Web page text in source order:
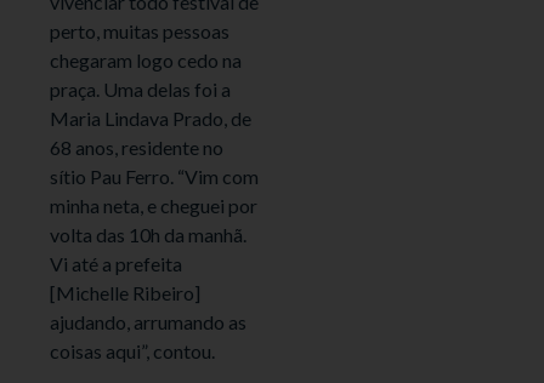
perto, muitas pessoas
chegaram logo cedo na
praça. Uma delas foi a
Maria Lindava Prado, de
68 anos, residente no
sítio Pau Ferro. “Vim com
minha neta, e cheguei por
volta das 10h da manhã.
Vi até a prefeita
[Michelle Ribeiro]
ajudando, arrumando as
coisas aqui”, contou.